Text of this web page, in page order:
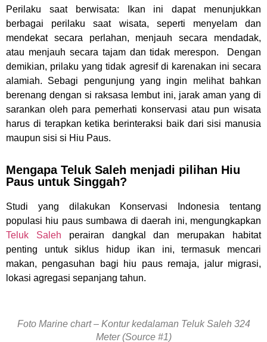
Perilaku saat berwisata: Ikan ini dapat menunjukkan
berbagai perilaku saat wisata, seperti menyelam dan
mendekat secara perlahan, menjauh secara mendadak,
atau menjauh secara tajam dan tidak merespon. Dengan
demikian, prilaku yang tidak agresif di karenakan ini secara
alamiah. Sebagi pengunjung yang ingin melihat bahkan
berenang dengan si raksasa lembut ini, jarak aman yang di
sarankan oleh para pemerhati konservasi atau pun wisata
harus di terapkan ketika berinteraksi baik dari sisi manusia
maupun sisi si Hiu Paus.
Mengapa Teluk Saleh menjadi pilihan Hiu
Paus untuk Singgah?
Studi yang dilakukan Konservasi Indonesia tentang
populasi hiu paus sumbawa di daerah ini, mengungkapkan
Teluk Saleh perairan dangkal dan merupakan habitat
penting untuk siklus hidup ikan ini, termasuk mencari
makan, pengasuhan bagi hiu paus remaja, jalur migrasi,
lokasi agregasi sepanjang tahun.
Foto Marine chart – Kontur kedalaman Teluk Saleh 324
Meter (Source #1)